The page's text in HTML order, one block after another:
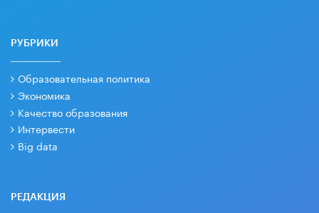
РУБРИКИ
Образовательная политика
Экономика
Качество образования
Интервести
Big data
РЕДАКЦИЯ